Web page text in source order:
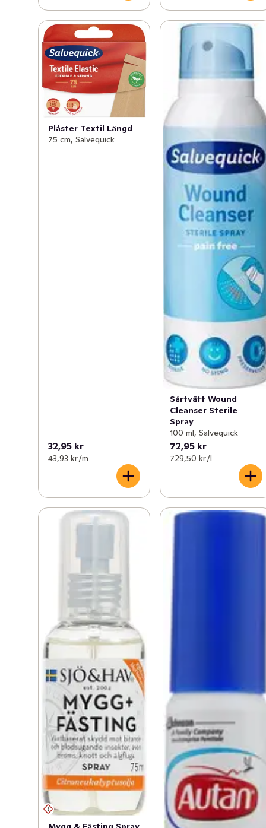
Plåster Textil Längd
75 cm, Salvequick
32,95 kr
43,93 kr /m
Sårtvätt Wound
Cleanser Sterile
Spray
100 ml, Salvequick
72,95 kr
729,50 kr /l